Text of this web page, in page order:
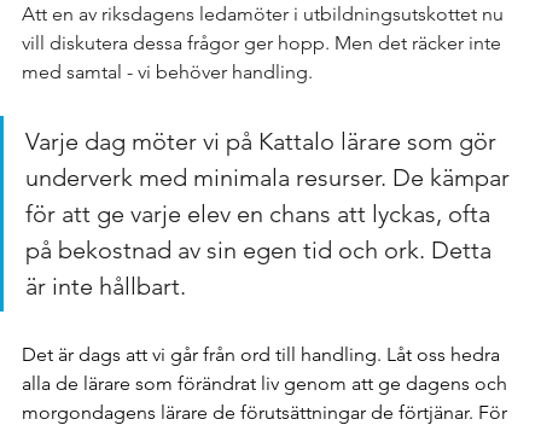
Att en av riksdagens ledamöter i utbildningsutskottet nu
vill diskutera dessa frågor ger hopp. Men det räcker inte
med samtal - vi behöver handling.
Varje dag möter vi på Kattalo lärare som gör
underverk med minimala resurser. De kämpar
för att ge varje elev en chans att lyckas, ofta
på bekostnad av sin egen tid och ork. Detta
är inte hållbart.
Det är dags att vi går från ord till handling. Låt oss hedra
alla de lärare som förändrat liv genom att ge dagens och
morgondagens lärare de förutsättningar de förtjänar. För